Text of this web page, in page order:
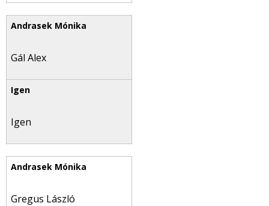
Gál Alex
Igen
Gregus László